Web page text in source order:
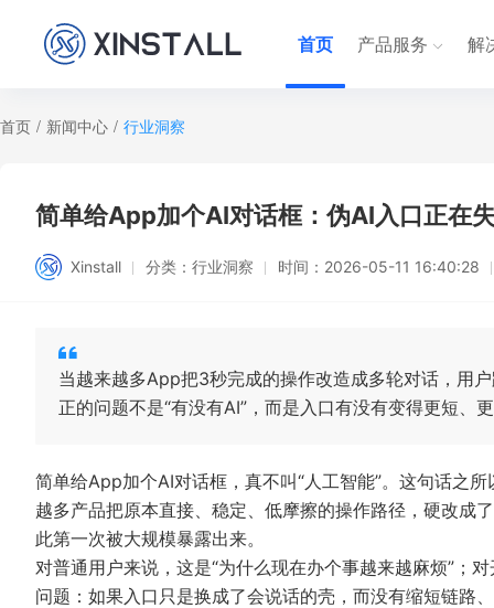
首页 产品服务 解
首页 / 新闻中心 / 行业洞察
简单给App加个AI对话框：伪AI入口正在
Xinstall 分类： 行业洞察 时间： 2026-05-11 16:40:28
当越来越多App把3秒完成的操作改造成多轮对话，用
正的问题不是“有没有AI”，而是入口有没有变得更短、
简单给App加个AI对话框，真不叫“人工智能”。这句话之
越多产品把原本直接、稳定、低摩擦的操作路径，硬改成
此第一次被大规模暴露出来。
对普通用户来说，这是“为什么现在办个事越来越麻烦”；
问题：如果入口只是换成了会说话的壳，而没有缩短链路